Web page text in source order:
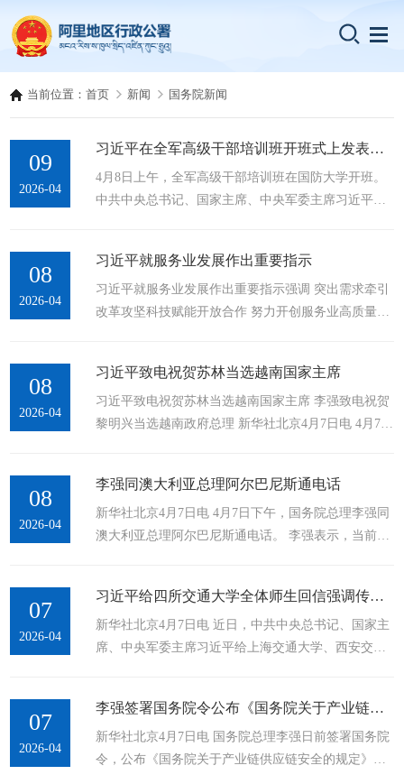
当前位置：首页 新闻 国务院新闻
09
2026-04
习近平在全军高级干部培训班开班式上发表重要讲话强调开展思想整风深化...
4月8日上午，全军高级干部培训班在国防大学开班。
中共中央总书记、国家主席、中央军委主席习近平出
日上午在国防大学开班。...
08
2026-04
习近平就服务业发展作出重要指示
习近平就服务业发展作出重要指示强调 突出需求牵引
改革攻坚科技赋能开放合作 努力开创服务业高质量发
席、中央军委主席习近平近日就服务业发展作出重要
指示指出，...
08
2026-04
习近平致电祝贺苏林当选越南国家主席
习近平致电祝贺苏林当选越南国家主席 李强致电祝贺
黎明兴当选越南政府总理 新华社北京4月7日电 4月7
有战略意义的命运共同体。...
08
2026-04
李强同澳大利亚总理阿尔巴尼斯通电话
新华社北京4月7日电 4月7日下午，国务院总理李强同
澳大利亚总理阿尔巴尼斯通电话。 李强表示，当前国
关系的正确方向，...
07
2026-04
习近平给四所交通大学全体师生回信强调传承弘扬西迁精神聚焦国家重大战...
新华社北京4月7日电 近日，中共中央总书记、国家主
席、中央军委主席习近平给上海交通大学、西安交通
校根脉相连，今年共同迎来建校130周年，...
07
2026-04
李强签署国务院令公布《国务院关于产业链供应链安全的规定》
新华社北京4月7日电 国务院总理李强日前签署国务院
令，公布《国务院关于产业链供应链安全的规定》